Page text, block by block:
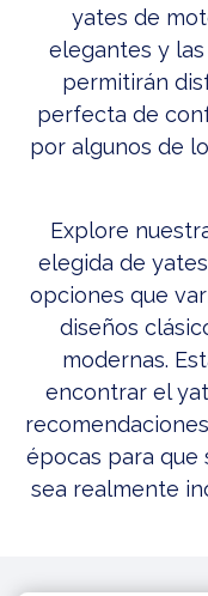
yates de
elegantes y
permitirán
perfecta de
por algunos de
Explore
elegida de
opciones que
diseños
modernas.
encontrar el
épocas para que
sea realmente